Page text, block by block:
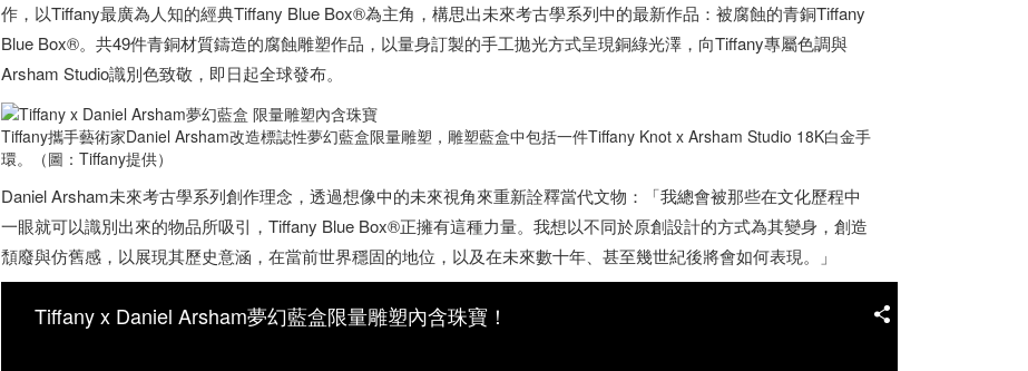
作，以Tiffany最廣為人知的經典Tiffany Blue Box®為主角，構思出未來考古學系列中的最新作品：被腐蝕的青銅Tiffany
Blue Box®。共49件青銅材質鑄造的腐蝕雕塑作品，以量身訂製的手工拋光方式呈現銅綠光澤，向Tiffany專屬色調與
Arsham Studio識別色致敬，即日起全球發布。
Tiffany攜手藝術家Daniel Arsham改造標誌性夢幻藍盒限量雕塑，雕塑藍盒中包括一件Tiffany Knot x Arsham Studio 18K白金手
環。（圖：Tiffany提供）
Daniel Arsham未來考古學系列創作理念，透過想像中的未來視角來重新詮釋當代文物：「我總會被那些在文化歷程中
一眼就可以識別出來的物品所吸引，Tiffany Blue Box®正擁有這種力量。我想以不同於原創設計的方式為其變身，創造
頹廢與仿舊感，以展現其歷史意涵，在當前世界穩固的地位，以及在未來數十年、甚至幾世紀後將會如何表現。」